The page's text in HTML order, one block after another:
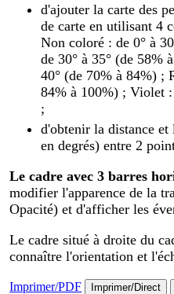
d'ajouter la carte des
de carte en utilisant 4
Non coloré : de 0° à
de 30° à 35° (de 58%
40° (de 70% à 84%) ;
84% à 100%) ; Violet
;
d'obtenir la distance et
en degrés) entre 2
Le cadre avec 3 barres
modifier l'apparence de la
Opacité) et d'afficher les
Le cadre situé à droite du
connaître l'orientation et
Imprimer/PDF Imprimer/Direct